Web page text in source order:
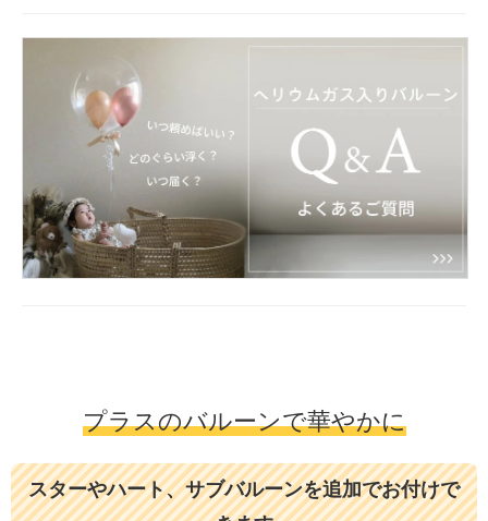
プラスのバルーンで華やかに
スターやハート、サブバルーンを追加でお付けで